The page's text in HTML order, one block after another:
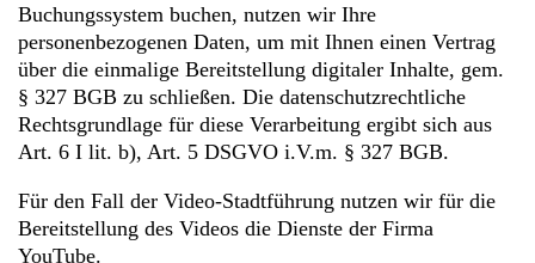
Buchungssystem buchen, nutzen wir Ihre
personenbezogenen Daten, um mit Ihnen einen Vertrag
über die einmalige Bereitstellung digitaler Inhalte, gem.
§ 327 BGB zu schließen. Die datenschutzrechtliche
Rechtsgrundlage für diese Verarbeitung ergibt sich aus
Art. 6 I lit. b), Art. 5 DSGVO i.V.m. § 327 BGB.
Für den Fall der Video-Stadtführung nutzen wir für die
Bereitstellung des Videos die Dienste der Firma
YouTube.